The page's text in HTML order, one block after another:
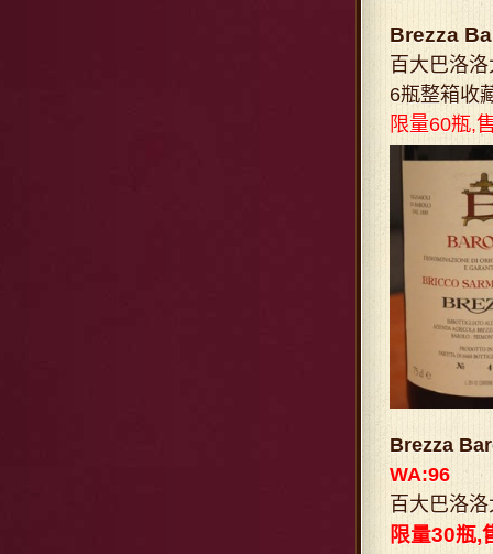
Brezza
百大巴洛
6瓶整箱收
限量60瓶,
Brezza
WA:96
百大巴洛
限量30瓶,